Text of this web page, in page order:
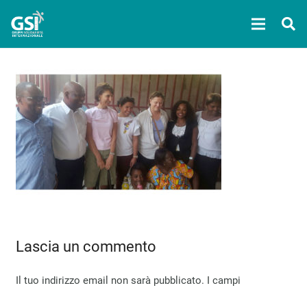
Lascia un commento
Il tuo indirizzo email non sarà pubblicato. I campi